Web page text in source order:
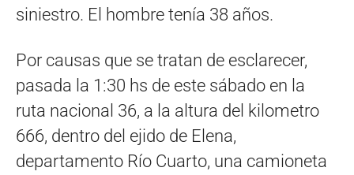
siniestro. El hombre tenía 38 años.
Por causas que se tratan de esclarecer,
pasada la 1:30 hs de este sábado en la
ruta nacional 36, a la altura del kilometro
666, dentro del ejido de Elena,
departamento Río Cuarto, una camioneta